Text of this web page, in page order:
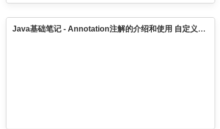
Java基础笔记 - Annotation注解的介绍和使用 自定义注解